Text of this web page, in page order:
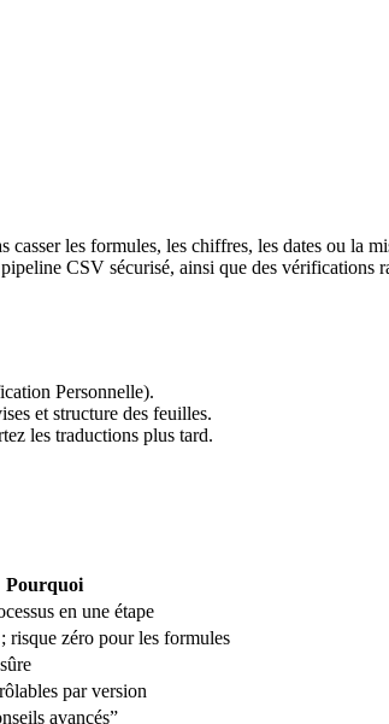
les formules, les chiffres, les dates ou la
CSV sécurisé, ainsi que des vérifications
Personnelle).
et structure des feuilles.
les traductions plus tard.
Pourquoi
en une étape
risque zéro pour les formules
par version
avancés”